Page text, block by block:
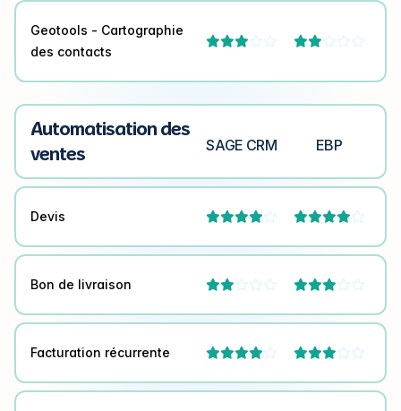
Geotools - Cartographie
des contacts
 
Automatisation des
ventes
SAGE CRM EBP
Devis  
Bon de livraison  
Facturation récurrente  